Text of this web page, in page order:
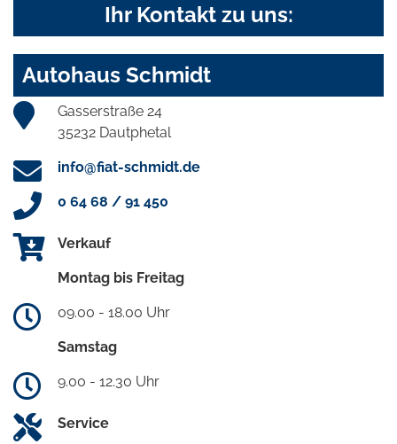
Ihr Kontakt zu uns:
Autohaus Schmidt
Gasserstraße 24
35232 Dautphetal
info@fiat-schmidt.de
0 64 68 / 91 450
Verkauf
Montag bis Freitag
09.00 - 18.00 Uhr
Samstag
9.00 - 12.30 Uhr
Service